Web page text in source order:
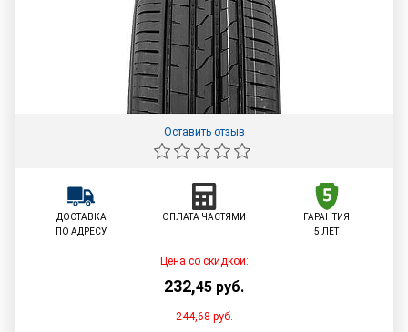
Оставить отзыв
ДОСТАВКА
ПО АДРЕСУ
ОПЛАТА ЧАСТЯМИ
ГАРАНТИЯ
5 ЛЕТ
Цена со скидкой:
232,45 руб.
244,68руб.